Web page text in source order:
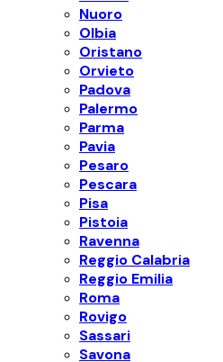
Nuoro
Olbia
Oristano
Orvieto
Padova
Palermo
Parma
Pavia
Pesaro
Pescara
Pisa
Pistoia
Ravenna
Reggio Calabria
Reggio Emilia
Roma
Rovigo
Sassari
Savona